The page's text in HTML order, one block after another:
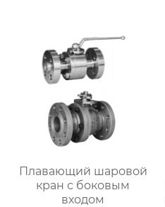
Плавающий шаровой
кран с боковым
входом